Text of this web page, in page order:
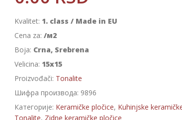
Kvalitet: 1. class / Made in EU
Cena za: /м2
Boja: Crna, Srebrena
Velicina: 15x15
Proizvođači: Tonalite
Шифра производа: 9896
Категорије: Keramičke pločice, Kuhinjske
Tonalite, Zidne keramičke pločice